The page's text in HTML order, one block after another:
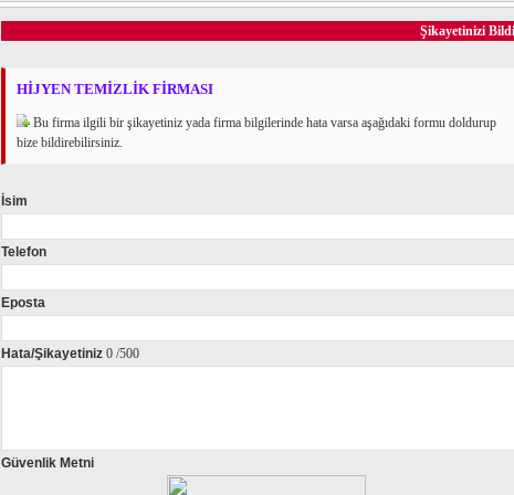
Şikayetinizi
HİJYEN TEMİZLİK FİRMASI
Bu firma ilgili bir şikayetiniz yada firma bilgilerinde hata varsa aşağıdaki formu doldurup
bize bildirebilirsiniz.
İsim
Telefon
Eposta
Hata/Şikayetiniz 0 /500
Güvenlik Metni